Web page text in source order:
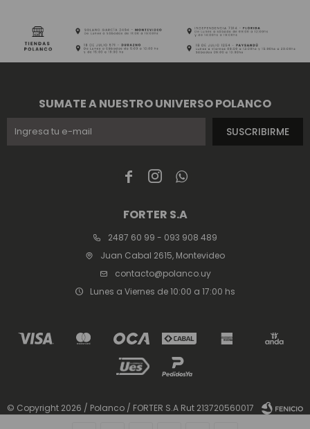
  
FORTER S.A
2487 60 99 - 093 908 489
Juan Cabal 2615, Montevideo
contacto@polanco.uy
Lunes a Viernes de 10:00 a 17:00 hs
SUMATE A NUESTRO UNIVERSO POLANCO
SUSCRIBIRME
© Copyright 2026 / Polanco / FORTER S.A Rut 213720560017